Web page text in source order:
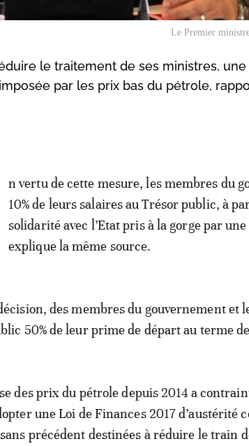
Le Premier
le traitement de ses ministres,
par les prix bas du pétrole,
n vertu de cette mesure, les membres du
10% de leurs salaires au Trésor public, à
solidarité avec l’Etat pris à la gorge par
explique la même source.
des membres du gouvernement et
50% de leur prime de départ au terme
des prix du pétrole depuis 2014 a
une Loi de Finances 2017 d’austérité
précédent destinées à réduire le train